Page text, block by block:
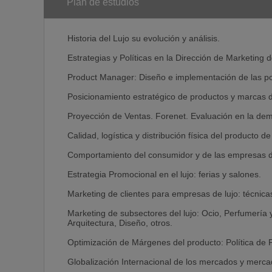
Habilidad en aportar planes estratégicos y
Análisis crítico y capacidad de abstracción.
Mentalidad abierta al entorno socio-económico y
transformando finalmente el coste de formación en
Primera Escuela de Negocios en España en
pueden utilizar en su propio trabajo para desarrollar
Business Game
realidad simulada por Internet. Primera Escuela en
Plan Global de Empresa - Global Strategic BUsiness
dirección adecuada, mediante una visión global y
Plan de estudios
Historia del Lujo su evolución y análisis.
Estrategias y Políticas en la Dirección de Marketing
Product Manager: Diseño e implementación de las
Posicionamiento estratégico de productos y marcas
Proyección de Ventas. Forenet. Evaluación en la
Calidad, logística y distribución física del producto de
Comportamiento del consumidor y de las empresas
Estrategia Promocional en el lujo: ferias y salones.
Marketing de clientes para empresas de lujo:
Marketing de subsectores del lujo: Ocio,
Arquitectura, Diseño, otros.
Optimización de Márgenes del producto: Política de
Globalización Internacional de los mercados y